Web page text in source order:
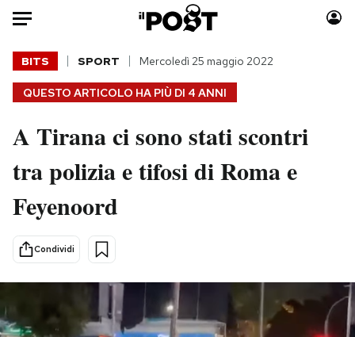
Auto
HOME
Italia
Politica
Tecnologia
Scienza
Sport
Moda
Consumismi
Altrecose
Mondiali calcio 2026
QUESTO ARTICOLO HA PIÙ DI 4 ANNI
BITS SPORT Mercoledì 25 maggio 2022
A Tirana ci sono stati scontri
tra polizia e tifosi di Roma e
Feyenoord
Condividi